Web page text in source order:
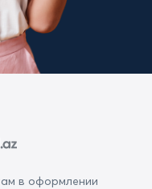
в оформлении